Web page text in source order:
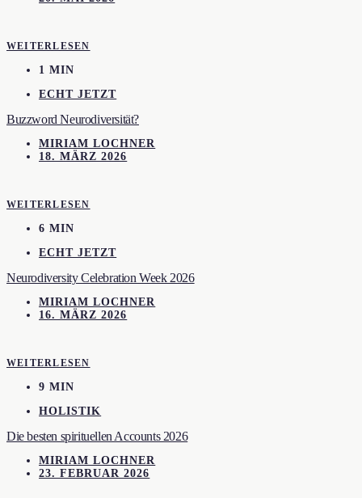
WEITERLESEN
1 MIN
ECHT JETZT
Buzzword Neurodiversität?
MIRIAM LOCHNER
18. MÄRZ 2026
WEITERLESEN
6 MIN
ECHT JETZT
Neurodiversity Celebration Week 2026
MIRIAM LOCHNER
16. MÄRZ 2026
WEITERLESEN
9 MIN
HOLISTIK
Die besten spirituellen Accounts 2026
MIRIAM LOCHNER
23. FEBRUAR 2026